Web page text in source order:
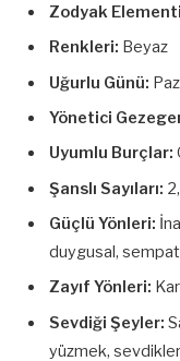
Zodyak
Renkleri: Beyaz
Uğurlu Günü:
Yönetici
Uyumlu Burçlar:
Şanslı Sayıları:
Güçlü Yönleri:
duygusal,
Zayıf Yönleri:
Sevdiği Şeyler:
yüzmek,